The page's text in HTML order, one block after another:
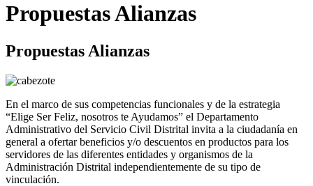
Propuestas Alianzas
Propuestas Alianzas
En el marco de sus competencias funcionales y de la estrategia
“Elige Ser Feliz, nosotros te Ayudamos” el Departamento
Administrativo del Servicio Civil Distrital invita a la ciudadanía en
general a ofertar beneficios y/o descuentos en productos para los
servidores de las diferentes entidades y organismos de la
Administración Distrital independientemente de su tipo de
vinculación.